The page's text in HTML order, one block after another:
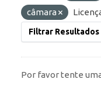
câmara
Filtrar Resultados
Por favor tente